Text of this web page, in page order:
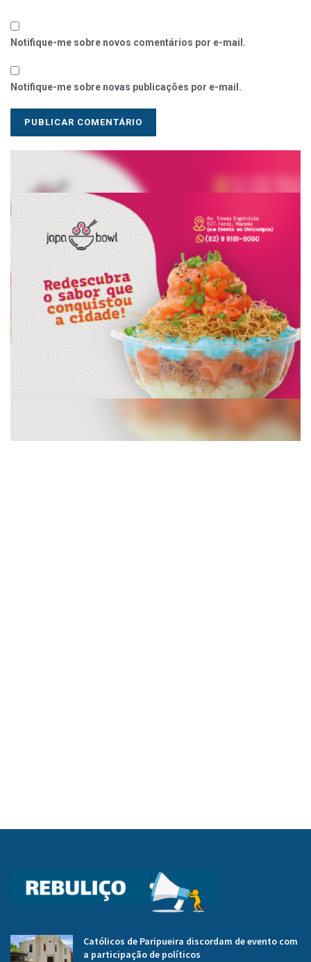
Notifique-me sobre novos comentários por e-mail.
Notifique-me sobre novas publicações por e-mail.
Católicos de Paripueira discordam de evento com
a participação de políticos